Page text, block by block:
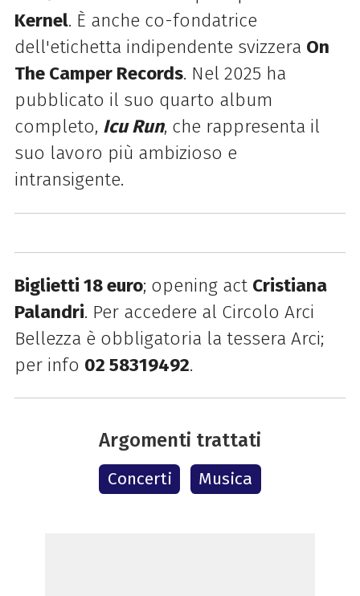
Kernel. È anche co-fondatrice
dell'etichetta indipendente svizzera On
The Camper Records. Nel 2025 ha
pubblicato il suo quarto album
completo, Icu Run, che rappresenta il
suo lavoro più ambizioso e
intransigente.
Biglietti 18 euro; opening act Cristiana
Palandri. Per accedere al Circolo Arci
Bellezza è obbligatoria la tessera Arci;
per info 02 58319492.
Argomenti trattati
Concerti Musica